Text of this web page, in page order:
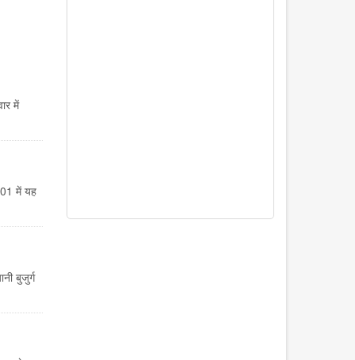
में
में यह
बुजुर्ग